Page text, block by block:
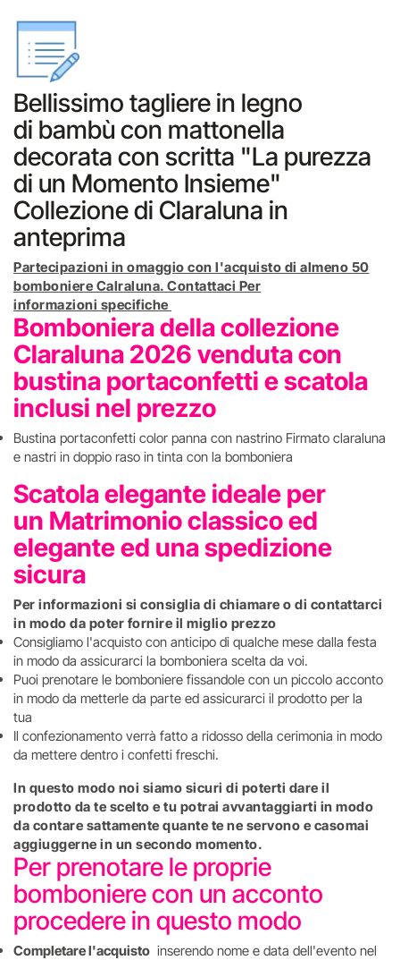
Bellissimo tagliere in legno
di bambù con mattonella
decorata con scritta "La purezza
di un Momento Insieme"
Collezione di Claraluna in
anteprima
Partecipazioni in omaggio con l'acquisto di almeno 50
bomboniere Calraluna. Contattaci Per
informazioni specifiche
Bomboniera della collezione
Claraluna 2026 venduta con
bustina portaconfetti e scatola
inclusi nel prezzo
Bustina portaconfetti color panna con nastrino Firmato claraluna
e nastri in doppio raso in tinta con la bomboniera
Scatola elegante ideale per
un Matrimonio classico ed
elegante ed una spedizione
sicura
Per informazioni si consiglia di chiamare o di contattarci
in modo da poter fornire il miglio prezzo
Consigliamo l'acquisto con anticipo di qualche mese dalla festa
in modo da assicurarci la bomboniera scelta da voi.
Puoi prenotare le bomboniere fissandole con un piccolo acconto
in modo da metterle da parte ed assicurarci il prodotto per la
tua
Il confezionamento verrà fatto a ridosso della cerimonia in modo
da mettere dentro i confetti freschi.
In questo modo noi siamo sicuri di poterti dare il
prodotto da te scelto e tu potrai avvantaggiarti in modo
da contare sattamente quante te ne servono e casomai
aggiuggerne in un secondo momento.
Per prenotare le proprie
bomboniere con un acconto
procedere in questo modo
Completare l'acquisto inserendo nome e data dell'evento nel